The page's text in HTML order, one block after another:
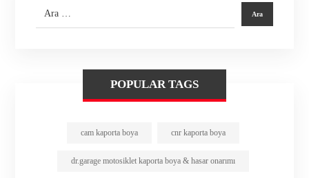
POPULAR TAGS
cam kaporta boya cnr kaporta boya
dr.garage motosiklet kaporta boya & hasar onarımı